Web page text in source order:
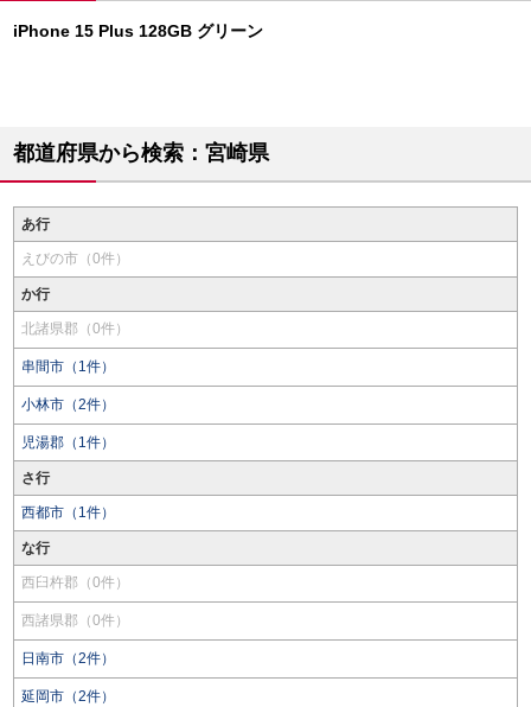
iPhone 15 Plus 128GB グリーン
都道府県から検索：宮崎県
あ行
えびの市（0件）
か行
北諸県郡（0件）
串間市（1件）
小林市（2件）
児湯郡（1件）
さ行
西都市（1件）
な行
西臼杵郡（0件）
西諸県郡（0件）
日南市（2件）
延岡市（2件）